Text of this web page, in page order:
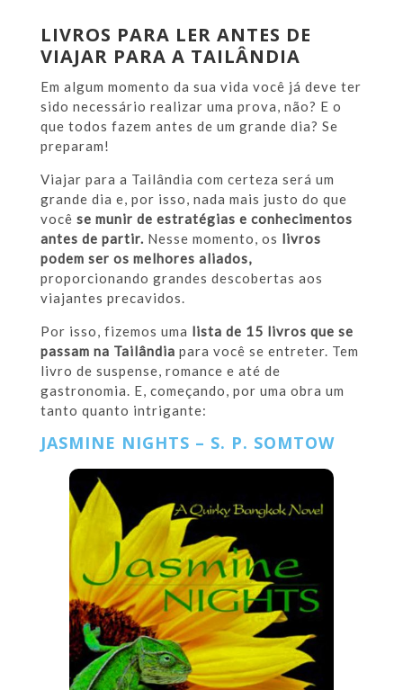
LIVROS PARA LER ANTES DE
VIAJAR PARA A TAILÂNDIA
Em algum momento da sua vida você já deve ter
sido necessário realizar uma prova, não? E o
que todos fazem antes de um grande dia? Se
preparam!
Viajar para a Tailândia com certeza será um
grande dia e, por isso, nada mais justo do que
você se munir de estratégias e conhecimentos
antes de partir. Nesse momento, os livros
podem ser os melhores aliados,
proporcionando grandes descobertas aos
viajantes precavidos.
Por isso, fizemos uma lista de 15 livros que se
passam na Tailândia para você se entreter. Tem
livro de suspense, romance e até de
gastronomia. E, começando, por uma obra um
tanto quanto intrigante:
JASMINE NIGHTS – S. P. SOMTOW